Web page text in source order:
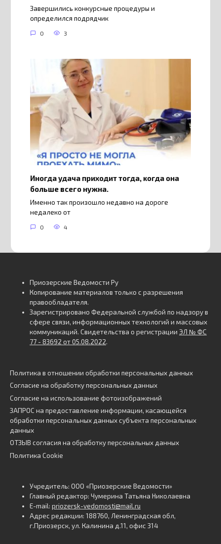
Завершились конкурсные процедуры и
определился подрядчик
0 3
Иногда удача приходит тогда, когда она
больше всего нужна.
Именно так произошло недавно на дороге
недалеко от
0 4
Приозерские Ведомости Ру
Копирование материалов только с разрешения
правообладателя.
Зарегистрировано Федеральной службой по надзору в
сфере связи, информационных технологий и массовых
коммуникаций. Свидетельства о регистрации ЭЛ № ФС
77 - 83692 от 05.08.2022.
Политика в отношении обработки персональных данных
Согласие на обработку персональных данных
Согласие на использование фотоизображений
ЗАПРОС на предоставление информации, касающейся
обработки персональных данных субъекта персональных
данных
ОТЗЫВ согласия на обработку персональных данных
Политика Cookie
Учредитель: ООО «Приозерские Ведомости»
Главный редактор: Чумерина Татьяна Николаевна
E-mail: priozersk-vedomosti@mail.ru
Адрес редакции: 188760, Ленинградская обл,
г.Приозерск, ул. Калинина д.11, офис 314